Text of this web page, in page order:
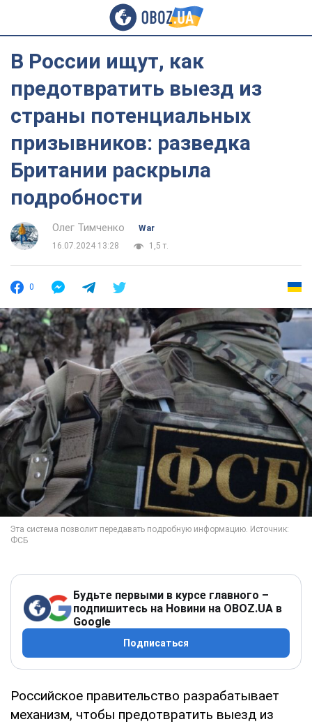
В России ищут, как
предотвратить выезд из
страны потенциальных
призывников: разведка
Британии раскрыла
подробности
Олег Тимченко
War
16.07.2024 13:28
1,5 т.
0
Будьте первыми в курсе главного –
подпишитесь на Новини на OBOZ.UA в
Google
Подписаться
Российское правительство разрабатывает
механизм, чтобы предотвратить выезд из